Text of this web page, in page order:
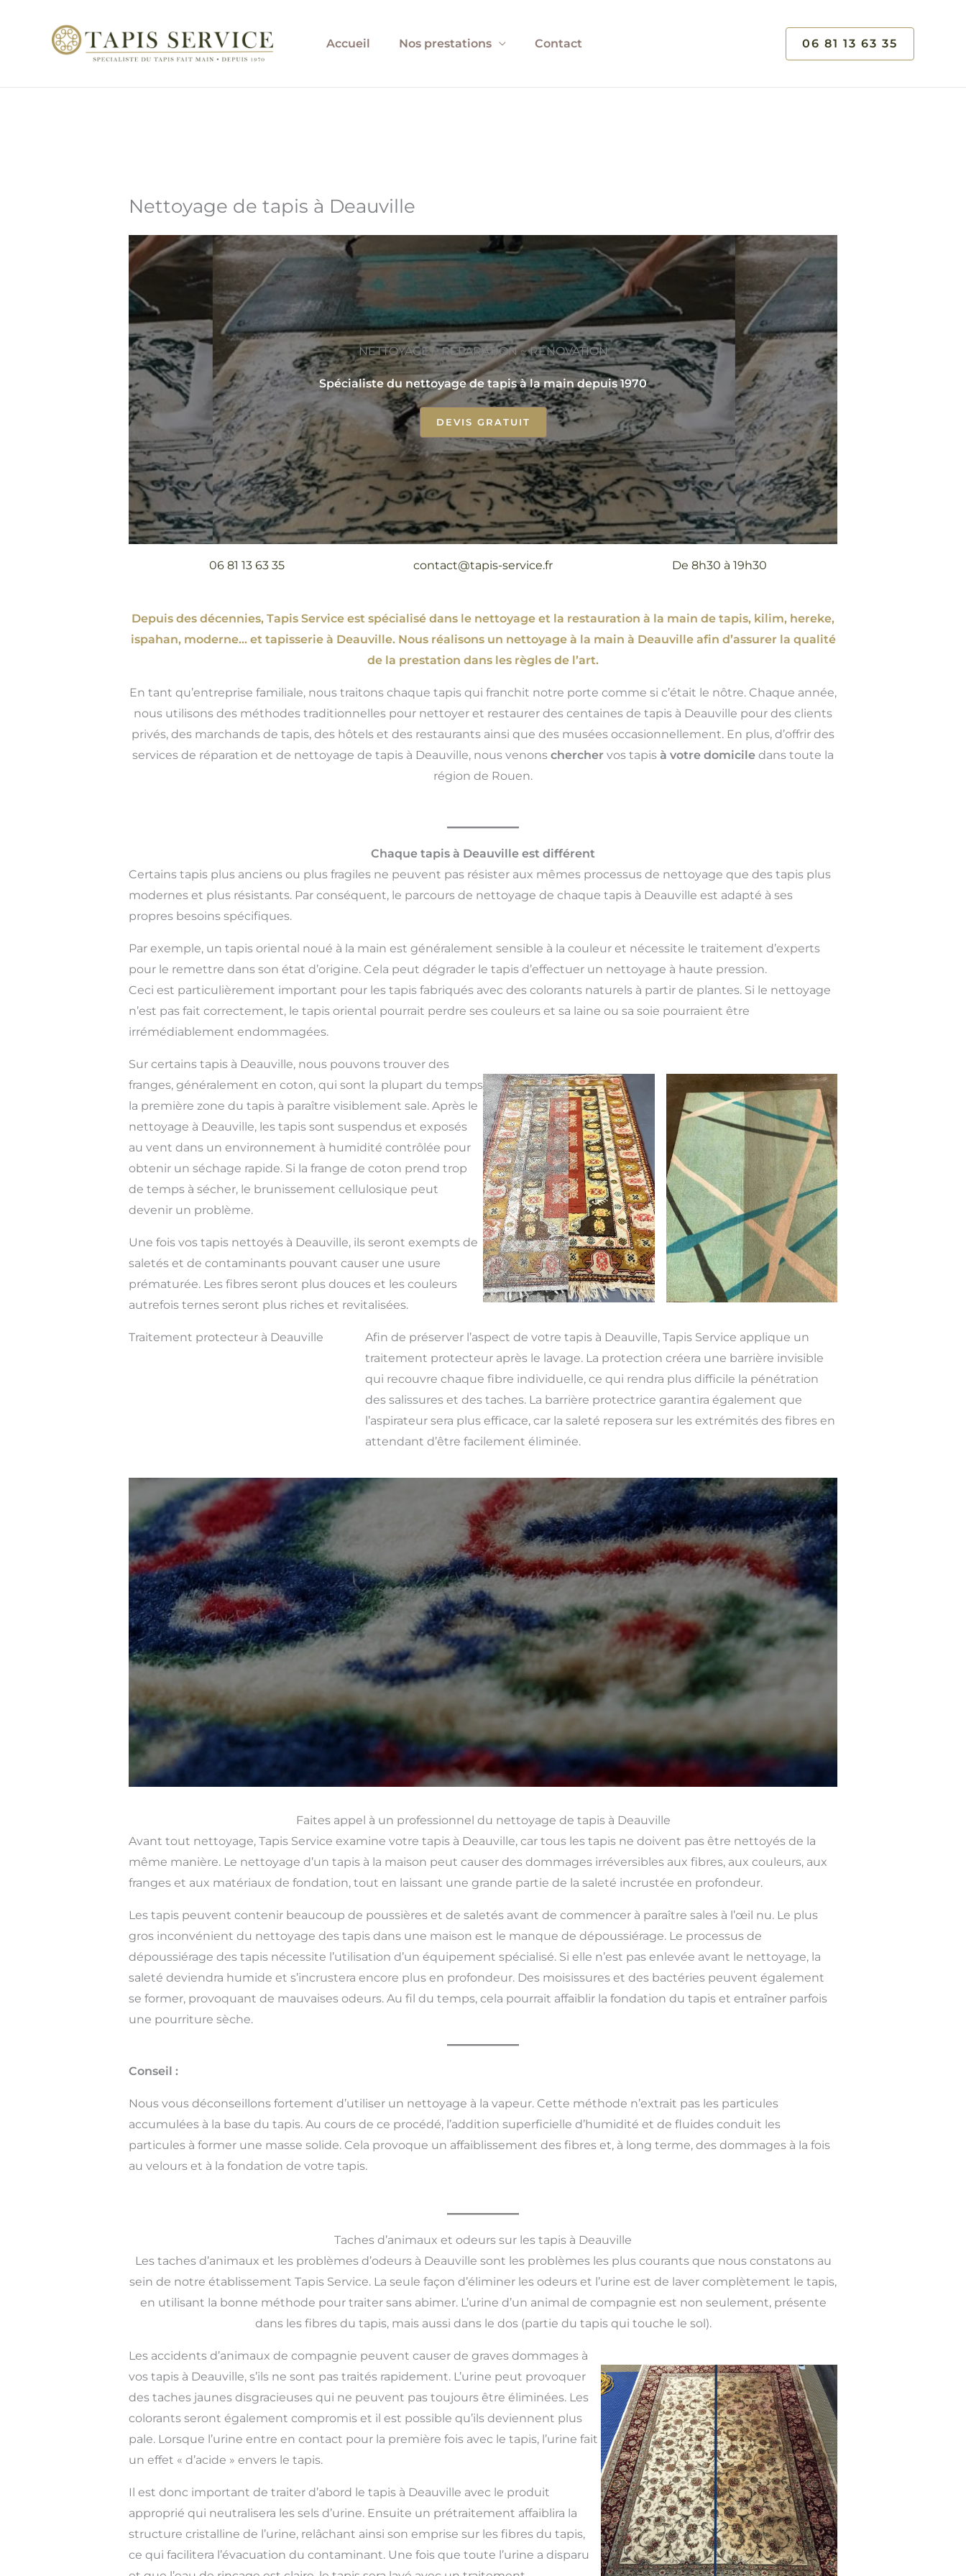
Accueil Nos prestations Contact 06 81 13 63 35
Nettoyage de tapis à Deauville
NETTOYAGE ~ RÉPARATION ~ RÉNOVATION
Spécialiste du nettoyage de tapis à la main depuis 1970
DEVIS GRATUIT
06 81 13 63 35 contact@tapis-service.fr De 8h30 à 19h30
Depuis des décennies, Tapis Service est spécialisé dans le nettoyage et la restauration à la main de tapis, kilim, hereke,
ispahan, moderne…et tapisserie à Deauville. Nous réalisons un nettoyage à la main à Deauville afin d’assurer la qualité
de la prestation dans les règles de l’art.
En tant qu’entreprise familiale, nous traitons chaque tapis qui franchit notre porte comme si c’était le nôtre. Chaque année,
nous utilisons des méthodes traditionnelles pour nettoyer et restaurer des centaines de tapis à Deauville pour des clients
privés, des marchands de tapis, des hôtels et des restaurants ainsi que des musées occasionnellement. En plus, d’offrir des
services de réparation et de nettoyage de tapis à Deauville, nous venons chercher vos tapis à votre domicile dans toute la
région de Rouen.
Chaque tapis à Deauville est différent
Certains tapis plus anciens ou plus fragiles ne peuvent pas résister aux mêmes processus de nettoyage que des tapis plus
modernes et plus résistants. Par conséquent, le parcours de nettoyage de chaque tapis à Deauville est adapté à ses
propres besoins spécifiques.
Par exemple, un tapis oriental noué à la main est généralement sensible à la couleur et nécessite le traitement d’experts
pour le remettre dans son état d’origine. Cela peut dégrader le tapis d’effectuer un nettoyage à haute pression.
Ceci est particulièrement important pour les tapis fabriqués avec des colorants naturels à partir de plantes. Si le nettoyage
n’est pas fait correctement, le tapis oriental pourrait perdre ses couleurs et sa laine ou sa soie pourraient être
irrémédiablement endommagées.
Sur certains tapis à Deauville, nous pouvons trouver des
franges, généralement en coton, qui sont la plupart du temps
la première zone du tapis à paraître visiblement sale. Après le
nettoyage à Deauville, les tapis sont suspendus et exposés
au vent dans un environnement à humidité contrôlée pour
obtenir un séchage rapide. Si la frange de coton prend trop
de temps à sécher, le brunissement cellulosique peut
devenir un problème.
Une fois vos tapis nettoyés à Deauville, ils seront exempts de
saletés et de contaminants pouvant causer une usure
prématurée. Les fibres seront plus douces et les couleurs
autrefois ternes seront plus riches et revitalisées.
Traitement protecteur à Deauville
Afin de préserver l’aspect de votre tapis à Deauville, Tapis Service applique un
traitement protecteur après le lavage. La protection créera une barrière invisible
qui recouvre chaque fibre individuelle, ce qui rendra plus difficile la pénétration
des salissures et des taches. La barrière protectrice garantira également que
l’aspirateur sera plus efficace, car la saleté reposera sur les extrémités des fibres en
attendant d’être facilement éliminée.
Faites appel à un professionnel du nettoyage de tapis à Deauville
Avant tout nettoyage, Tapis Service examine votre tapis à Deauville, car tous les tapis ne doivent pas être nettoyés de la
même manière. Le nettoyage d’un tapis à la maison peut causer des dommages irréversibles aux fibres, aux couleurs, aux
franges et aux matériaux de fondation, tout en laissant une grande partie de la saleté incrustée en profondeur.
Les tapis peuvent contenir beaucoup de poussières et de saletés avant de commencer à paraître sales à l’œil nu. Le plus
gros inconvénient du nettoyage des tapis dans une maison est le manque de dépoussiérage. Le processus de
dépoussiérage des tapis nécessite l’utilisation d’un équipement spécialisé. Si elle n’est pas enlevée avant le nettoyage, la
saleté deviendra humide et s’incrustera encore plus en profondeur. Des moisissures et des bactéries peuvent également
se former, provoquant de mauvaises odeurs. Au fil du temps, cela pourrait affaiblir la fondation du tapis et entraîner parfois
une pourriture sèche.
Conseil :
Nous vous déconseillons fortement d’utiliser un nettoyage à la vapeur. Cette méthode n’extrait pas les particules
accumulées à la base du tapis. Au cours de ce procédé, l’addition superficielle d’humidité et de fluides conduit les
particules à former une masse solide. Cela provoque un affaiblissement des fibres et, à long terme, des dommages à la fois
au velours et à la fondation de votre tapis.
Taches d’animaux et odeurs sur les tapis à Deauville
Les taches d’animaux et les problèmes d’odeurs à Deauville sont les problèmes les plus courants que nous constatons au
sein de notre établissement Tapis Service. La seule façon d’éliminer les odeurs et l’urine est de laver complètement le tapis,
en utilisant la bonne méthode pour traiter sans abimer. L’urine d’un animal de compagnie est non seulement, présente
dans les fibres du tapis, mais aussi dans le dos (partie du tapis qui touche le sol).
Les accidents d’animaux de compagnie peuvent causer de graves dommages à
vos tapis à Deauville, s’ils ne sont pas traités rapidement. L’urine peut provoquer
des taches jaunes disgracieuses qui ne peuvent pas toujours être éliminées. Les
colorants seront également compromis et il est possible qu’ils deviennent plus
pale. Lorsque l’urine entre en contact pour la première fois avec le tapis, l’urine fait
un effet « d’acide » envers le tapis.
Il est donc important de traiter d’abord le tapis à Deauville avec le produit
approprié qui neutralisera les sels d’urine. Ensuite un prétraitement affaiblira la
structure cristalline de l’urine, relâchant ainsi son emprise sur les fibres du tapis,
ce qui facilitera l’évacuation du contaminant. Une fois que toute l’urine a disparu